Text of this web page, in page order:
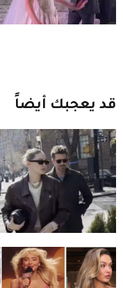
قد يعجبك أيضاً